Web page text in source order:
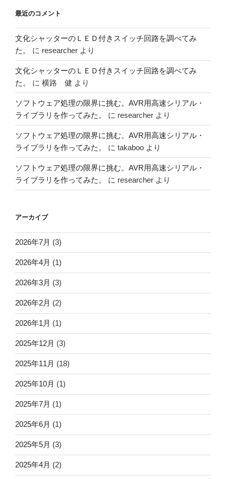
最近のコメント
文化シャッターのＬＥＤ付きスイッチ回路を調べてみ
た。
に researcher より
文化シャッターのＬＥＤ付きスイッチ回路を調べてみ
た。
に 横路 健 より
ソフトウェア処理の限界に挑む。AVR用高速シリアル・
ライブラリを作ってみた。
に researcher より
ソフトウェア処理の限界に挑む。AVR用高速シリアル・
ライブラリを作ってみた。
に takaboo より
ソフトウェア処理の限界に挑む。AVR用高速シリアル・
ライブラリを作ってみた。
に researcher より
アーカイブ
2026年7月 (3)
2026年4月 (1)
2026年3月 (3)
2026年2月 (2)
2026年1月 (1)
2025年12月 (3)
2025年11月 (18)
2025年10月 (1)
2025年7月 (1)
2025年6月 (1)
2025年5月 (3)
2025年4月 (2)